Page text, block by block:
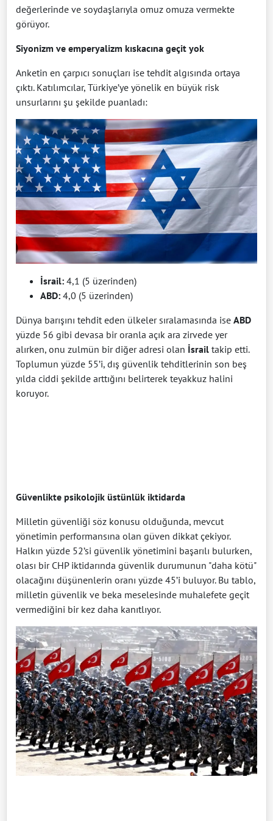
değerlerinde ve soydaşlarıyla omuz omuza vermekte
görüyor.
Siyonizm ve emperyalizm kıskacına geçit yok
Anketin en çarpıcı sonuçları ise tehdit algısında ortaya
çıktı. Katılımcılar, Türkiye’ye yönelik en büyük risk
unsurlarını şu şekilde puanladı:
İsrail: 4,1 (5 üzerinden)
ABD: 4,0 (5 üzerinden)
Dünya barışını tehdit eden ülkeler sıralamasında ise ABD
yüzde 56 gibi devasa bir oranla açık ara zirvede yer
alırken, onu zulmün bir diğer adresi olan İsrail takip etti.
Toplumun yüzde 55’i, dış güvenlik tehditlerinin son beş
yılda ciddi şekilde arttığını belirterek teyakkuz halini
koruyor.
Güvenlikte psikolojik üstünlük iktidarda
Milletin güvenliği söz konusu olduğunda, mevcut
yönetimin performansına olan güven dikkat çekiyor.
Halkın yüzde 52’si güvenlik yönetimini başarılı bulurken,
olası bir CHP iktidarında güvenlik durumunun "daha kötü"
olacağını düşünenlerin oranı yüzde 45’i buluyor. Bu tablo,
milletin güvenlik ve beka meselesinde muhalefete geçit
vermediğini bir kez daha kanıtlıyor.